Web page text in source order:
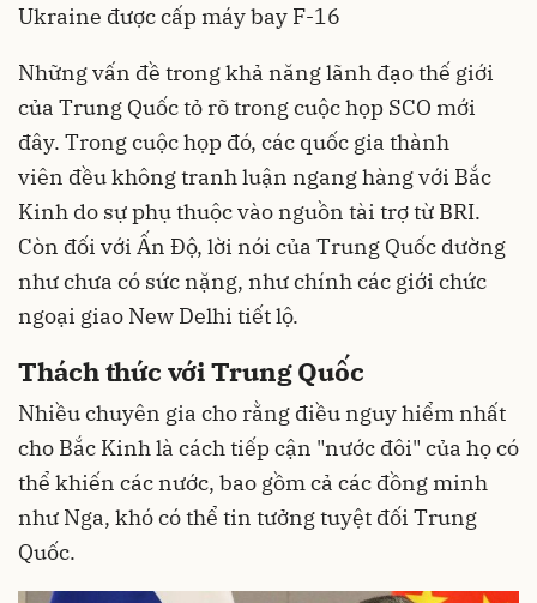
Ukraine được cấp máy bay F-16
Những vấn đề trong khả năng lãnh đạo thế giới
của Trung Quốc tỏ rõ trong cuộc họp SCO mới
đây. Trong cuộc họp đó, các quốc gia thành
viên đều không tranh luận ngang hàng với Bắc
Kinh do sự phụ thuộc vào nguồn tài trợ từ BRI.
Còn đối với Ấn Độ, lời nói của Trung Quốc dường
như chưa có sức nặng, như chính các giới chức
ngoại giao New Delhi tiết lộ.
Thách thức với Trung Quốc
Nhiều chuyên gia cho rằng điều nguy hiểm nhất
cho Bắc Kinh là cách tiếp cận "nước đôi" của họ có
thể khiến các nước, bao gồm cả các đồng minh
như Nga, khó có thể tin tưởng tuyệt đối Trung
Quốc.